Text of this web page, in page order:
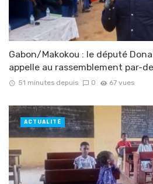
Gabon/Makokou : le député
appelle au rassemblement par-
51 minutes depuis 0 67 vues
ACTUALITÉ